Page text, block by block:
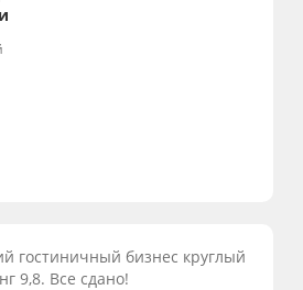
гостиничный бизнес круглый
9,8. Все сдано!